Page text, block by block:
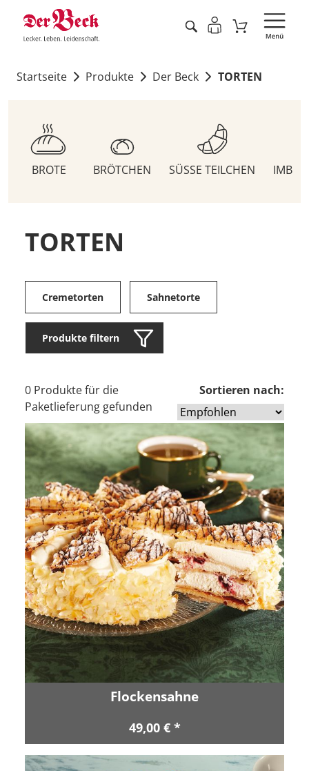
Startseite Produkte Der Beck TORTEN
BROTE BRÖTCHEN SÜSSE TEILCHEN
TORTEN
Cremetorten Sahnetorte
Produkte filtern
0 Produkte für die
Paketlieferung gefunden
Sortieren nach:
Flockensahne
49,00 € *